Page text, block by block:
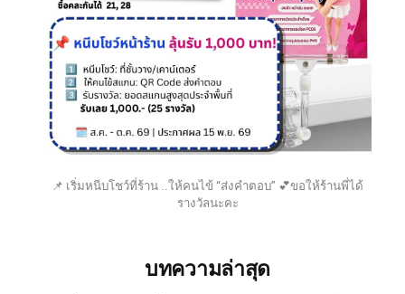
📌 เริ่มหนีบโชว์ที่ร้าน ..ให้คนไข้ “ส่งคำตอบ” 💕ขอให้ร้านพี่ได้
รางวัลนะคะ
บทความล่าสุด